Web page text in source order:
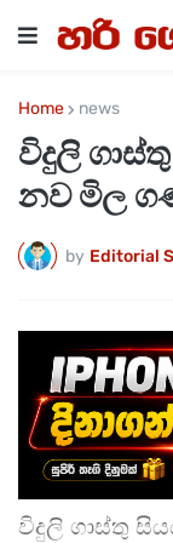
Home news
විදුලි
නව මිල
by Editorial
විදුලි ගාස්තු